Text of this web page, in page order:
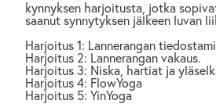
kynnyksen harjoitusta, jotka
saanut synnytyksen jälkeen luvan
Harjoitus 1: Lannerangan
Harjoitus 2: Lannerangan vakaus.
Harjoitus 3: Niska, hartiat ja
Harjoitus 4: FlowYoga
Harjoitus 5: YinYoga